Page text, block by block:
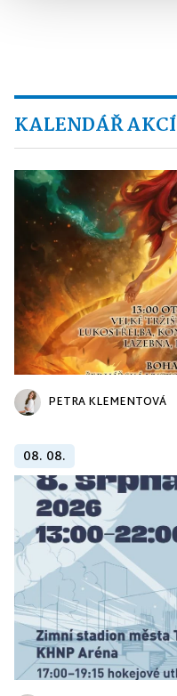
KALENDÁŘ AKCÍ
PETRA KLEMENTOVÁ
08. 08.